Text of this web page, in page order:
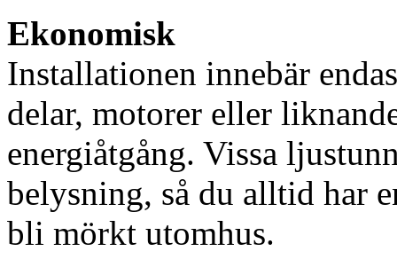
Ekonomisk
Installationen innebär
delar, motorer eller
energiåtgång. Vissa
belysning, så du alltid har
bli mörkt utomhus.